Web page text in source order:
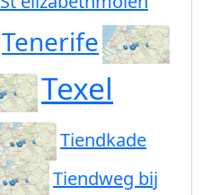
Tenerife
Texel
Tiendkade
Tiendweg bij